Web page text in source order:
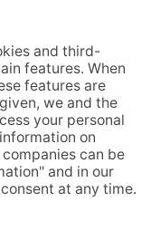
Hirten” wordt
LWL en